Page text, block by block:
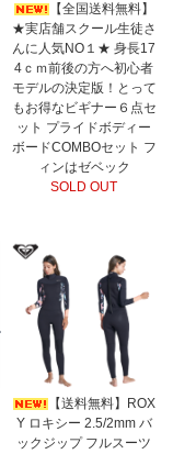
【全国送料無料】
★実店舗スクール生徒さ
んに人気NO１★ 身長17
4ｃｍ前後の方へ初心者
モデルの決定版！とって
もお得なビギナー６点セ
ット プライドボディー
ボードCOMBOセット フ
ィンはゼベック
SOLD OUT
【送料無料】ROX
Y ロキシー 2.5/2mm バ
ックジップ フルスーツ